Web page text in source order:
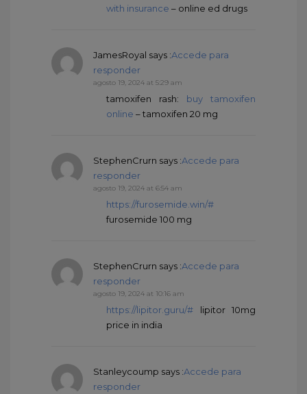
with insurance – online ed drugs
JamesRoyal says :Accede para
responder
agosto 19, 2024 at 5:29 am
tamoxifen rash: buy tamoxifen
online – tamoxifen 20 mg
StephenCrurn says :Accede para
responder
agosto 19, 2024 at 6:54 am
https://furosemide.win/#
furosemide 100 mg
StephenCrurn says :Accede para
responder
agosto 19, 2024 at 10:16 am
https://lipitor.guru/# lipitor 10mg
price in india
Stanleycoump says :Accede para
responder